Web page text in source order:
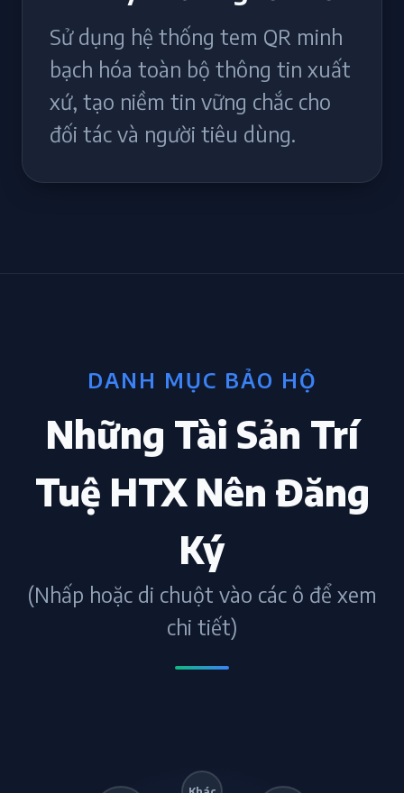
Sử dụng hệ thống tem QR minh
bạch hóa toàn bộ thông tin xuất
xứ, tạo niềm tin vững chắc cho
đối tác và người tiêu dùng.
DANH MỤC BẢO HỘ
Những Tài Sản Trí
Tuệ HTX Nên Đăng
Ký
(Nhấp hoặc di chuột vào các ô để xem
chi tiết)